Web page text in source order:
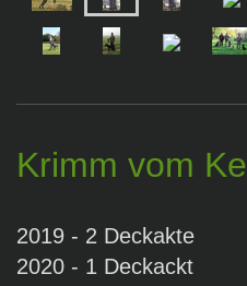
Krimm vom
2019 - 2 Deckakte
2020 - 1 Deckackt